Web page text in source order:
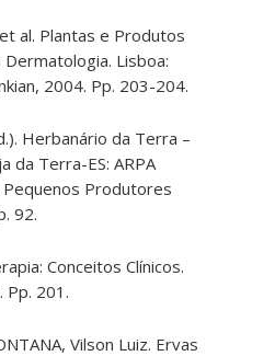
al. Plantas e Produtos
Lisboa:
2004. Pp. 203-204.
Herbanário da Terra –
da Terra-ES: ARPA
Pequenos Produtores
92.
Conceitos Clínicos.
Pp. 201.
Vilson Luiz. Ervas